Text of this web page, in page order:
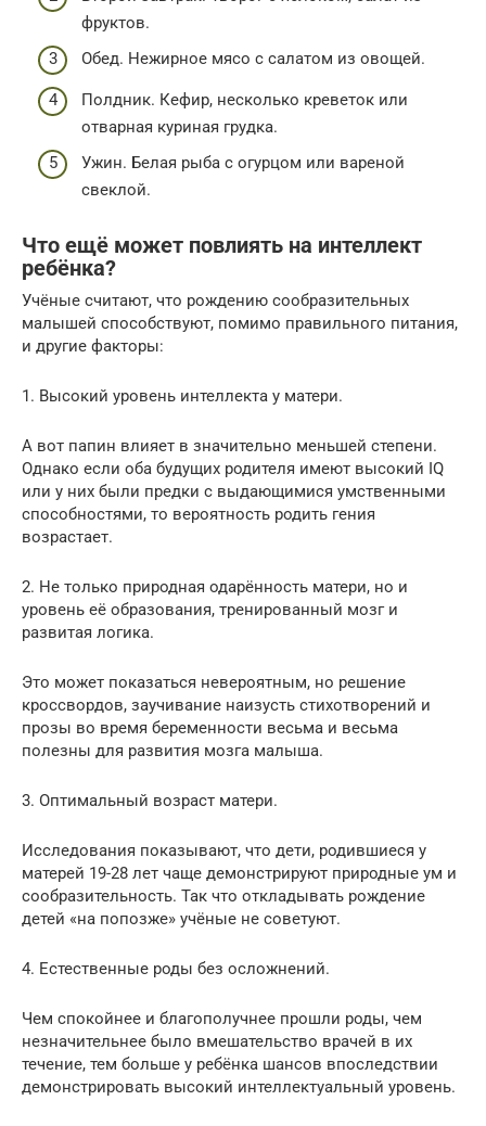
фруктов.
Обед. Нежирное мясо с салатом из овощей.
Полдник. Кефир, несколько креветок или
отварная куриная грудка.
Ужин. Белая рыба с огурцом или вареной
свеклой.
Что ещё может повлиять на интеллект
ребёнка?
Учёные считают, что рождению сообразительных
малышей способствуют, помимо правильного питания,
и другие факторы:
1. Высокий уровень интеллекта у матери.
А вот папин влияет в значительно меньшей степени.
Однако если оба будущих родителя имеют высокий IQ
или у них были предки с выдающимися умственными
способностями, то вероятность родить гения
возрастает.
2. Не только природная одарённость матери, но и
уровень её образования, тренированный мозг и
развитая логика.
Это может показаться невероятным, но решение
кроссвордов, заучивание наизусть стихотворений и
прозы во время беременности весьма и весьма
полезны для развития мозга малыша.
3. Оптимальный возраст матери.
Исследования показывают, что дети, родившиеся у
матерей 19-28 лет чаще демонстрируют природные ум и
сообразительность. Так что откладывать рождение
детей «на попозже» учёные не советуют.
4. Естественные роды без осложнений.
Чем спокойнее и благополучнее прошли роды, чем
незначительнее было вмешательство врачей в их
течение, тем больше у ребёнка шансов впоследствии
демонстрировать высокий интеллектуальный уровень.